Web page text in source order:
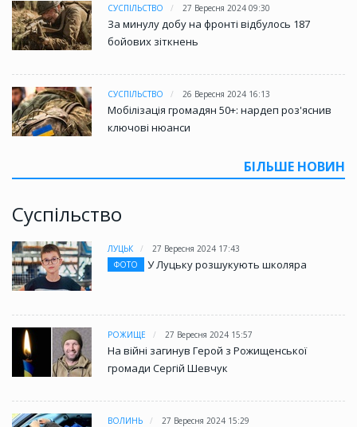
СУСПІЛЬСТВО 27 Вересня 2024 09:30
За минулу добу на фронті відбулось 187
бойових зіткнень
СУСПІЛЬСТВО 26 Вересня 2024 16:13
Мобілізація громадян 50+: нардеп роз'яснив
ключові нюанси
БІЛЬШЕ НОВИН
Суспільство
ЛУЦЬК
27 Вересня 2024 17:43
ФОТО
У Луцьку розшукують школяра
РОЖИЩЕ 27 Вересня 2024 15:57
На війні загинув Герой з Рожищенської
громади Сергій Шевчук
ВОЛИНЬ
27 Вересня 2024 15:29